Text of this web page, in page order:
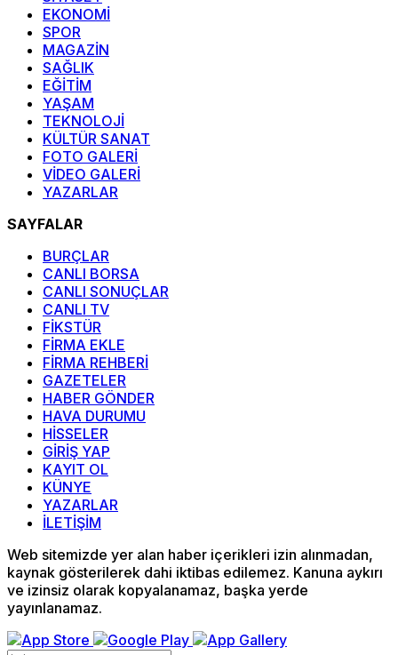
EKONOMİ
SPOR
MAGAZİN
SAĞLIK
EĞİTİM
YAŞAM
TEKNOLOJİ
KÜLTÜR SANAT
FOTO GALERİ
VİDEO GALERİ
YAZARLAR
SAYFALAR
BURÇLAR
CANLI BORSA
CANLI SONUÇLAR
CANLI TV
FİKSTÜR
FİRMA EKLE
FİRMA REHBERİ
GAZETELER
HABER GÖNDER
HAVA DURUMU
HİSSELER
GİRİŞ YAP
KAYIT OL
KÜNYE
YAZARLAR
İLETİŞİM
Web sitemizde yer alan haber içerikleri izin alınmadan,
kaynak gösterilerek dahi iktibas edilemez. Kanuna aykırı
ve izinsiz olarak kopyalanamaz, başka yerde
yayınlanamaz.